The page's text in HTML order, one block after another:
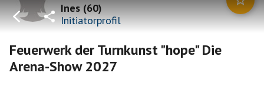
Ines(60)
Initiatorprofil
Feuerwerk der Turnkunst "hope" Die
Arena-Show 2027